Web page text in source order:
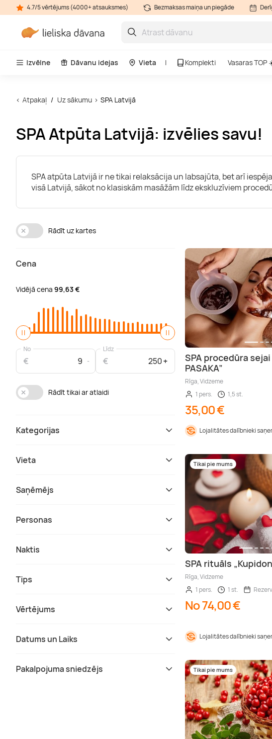
4.7/5 vērtējums (4000+ atsauksmes) Bezmaksas maiņa un piegāde
Izvēlne Dāvanu idejas Vieta Komplekti Vasaras TOP
Atpakaļ Uz sākumu SPA Latvijā
SPA Atpūta Latvijā: izvēlies savu!
SPA atpūta Latvijā ir ne tikai relaksācija un labsajūta, bet arī
visā Latvijā, sākot no klasiskām masāžām līdz ekskluzīviem
Rādīt uz kartes
Cena
Vidējā cena 99,63 €
No
€
Līdz
€
Rādīt tikai ar atlaidi
Kategorijas
Vieta
Saņēmējs
Personas
Naktis
Tips
Vērtējums
Datums un Laiks
Pakalpojuma sniedzējs
SPA procedūra sejai
PASAKA”
Rīga, Vidzeme
1 pers.
1,5 st.
35,00 €
Lojalitātes dalībnieki
Tikai pie mums
SPA rituāls
Rīga, Vidzeme
1 pers.
1 st.
No 74,00 €
Lojalitātes dalībnieki
Tikai pie mums